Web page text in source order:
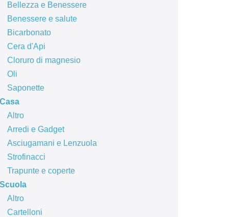
Bellezza e Benessere
Benessere e salute
Bicarbonato
Cera d'Api
Cloruro di magnesio
Oli
Saponette
Casa
Altro
Arredi e Gadget
Asciugamani e Lenzuola
Strofinacci
Trapunte e coperte
Scuola
Altro
Cartelloni